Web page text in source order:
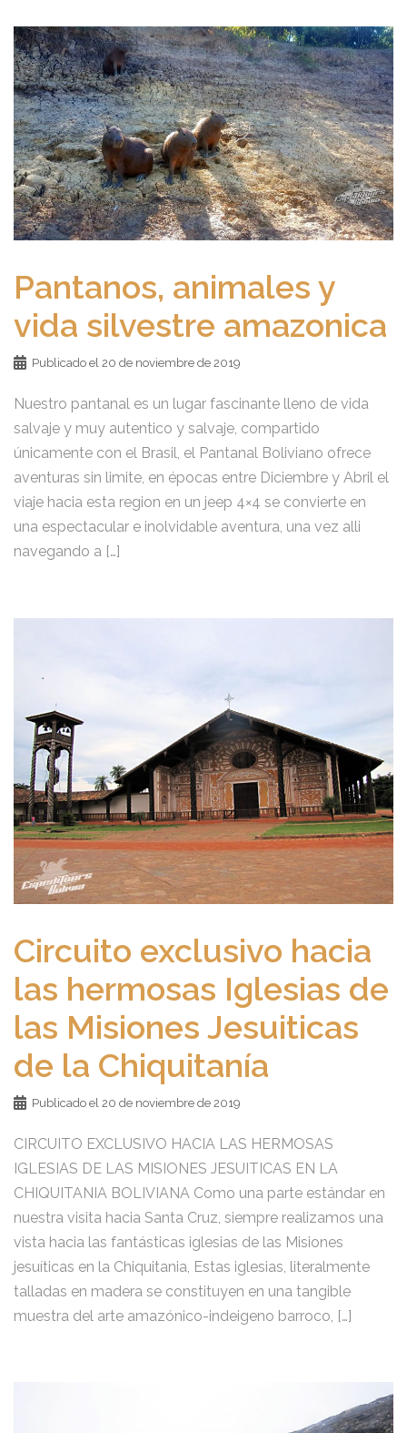
Pantanos, animales y
vida silvestre amazonica
Publicado el 20 de noviembre de 2019
Nuestro pantanal es un lugar fascinante lleno de vida
salvaje y muy autentico y salvaje, compartido
únicamente con el Brasil, el Pantanal Boliviano ofrece
aventuras sin limite, en épocas entre Diciembre y Abril el
viaje hacia esta region en un jeep 4×4 se convierte en
una espectacular e inolvidable aventura, una vez alli
navegando a […]
Circuito exclusivo hacia
las hermosas Iglesias de
las Misiones Jesuiticas
de la Chiquitanía
Publicado el 20 de noviembre de 2019
CIRCUITO EXCLUSIVO HACIA LAS HERMOSAS
IGLESIAS DE LAS MISIONES JESUITICAS EN LA
CHIQUITANIA BOLIVIANA Como una parte estándar en
nuestra visita hacia Santa Cruz, siempre realizamos una
vista hacia las fantásticas iglesias de las Misiones
jesuíticas en la Chiquitania, Estas iglesias, literalmente
talladas en madera se constituyen en una tangible
muestra del arte amazónico-indeigeno barroco, […]